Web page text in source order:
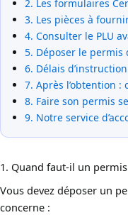
2. Les formulaires
3. Les pièces à fournir
4. Consulter le PLU
5. Déposer le
6. Délais d’instruction
7. Après l’obtention :
8. Faire son permis
9. Notre service
1. Quand faut-il un
Vous devez déposer un
concerne :